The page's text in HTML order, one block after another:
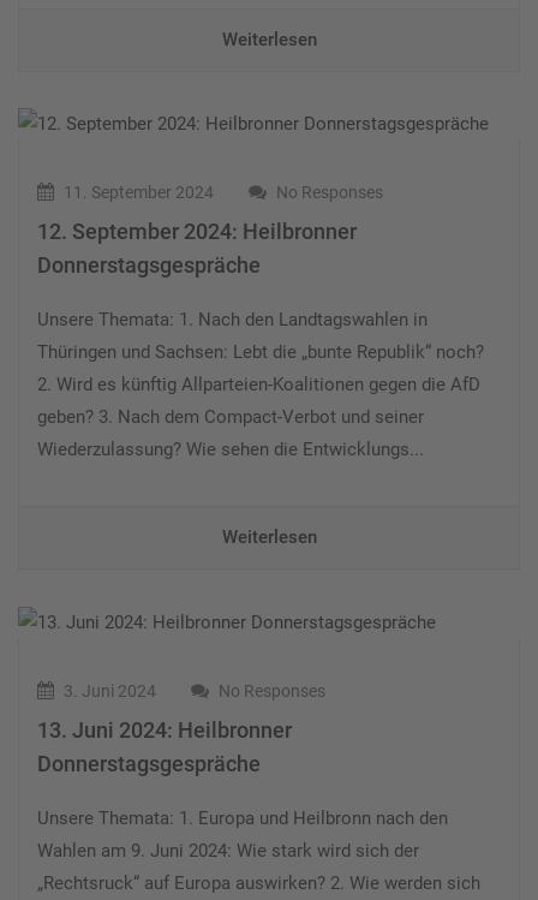
Weiterlesen
11. September 2024 No Responses
12. September 2024: Heilbronner
Donnerstagsgespräche
Unsere Themata: 1. Nach den Landtagswahlen in
Thüringen und Sachsen: Lebt die „bunte Republik“ noch?
2. Wird es künftig Allparteien-Koalitionen gegen die AfD
geben? 3. Nach dem Compact-Verbot und seiner
Wiederzulassung? Wie sehen die Entwicklungs...
Weiterlesen
3. Juni 2024 No Responses
13. Juni 2024: Heilbronner
Donnerstagsgespräche
Unsere Themata: 1. Europa und Heilbronn nach den
Wahlen am 9. Juni 2024: Wie stark wird sich der
„Rechtsruck“ auf Europa auswirken? 2. Wie werden sich